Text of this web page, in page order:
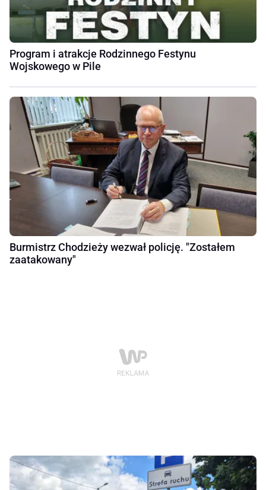
Program i atrakcje Rodzinnego Festynu
Wojskowego w Pile
Burmistrz Chodzieży wezwał policję. "Zostałem
zaatakowany"